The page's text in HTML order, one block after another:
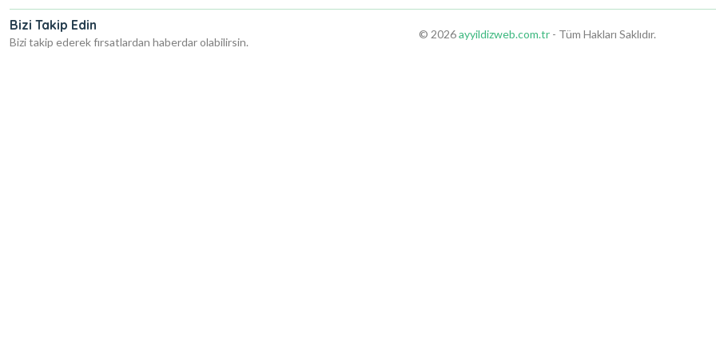
Bizi Takip Edin
Bizi takip ederek fırsatlardan haberdar olabilirsin.
© 2026ayyildizweb.com.tr- Tüm Hakları Saklıdır.